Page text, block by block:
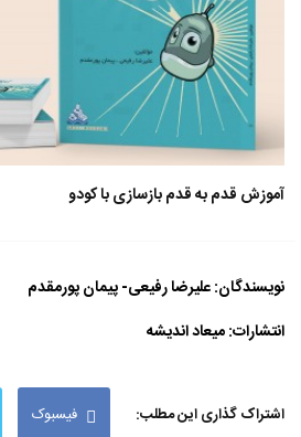
آموزش قدم به قدم بازسازی با کودو
نویسندگان: علیرضا رفیعی- پیمان پورمقدم
انتشارات: میعاد اندیشه
اشتراک گذاری این مطلب: فیسبوک